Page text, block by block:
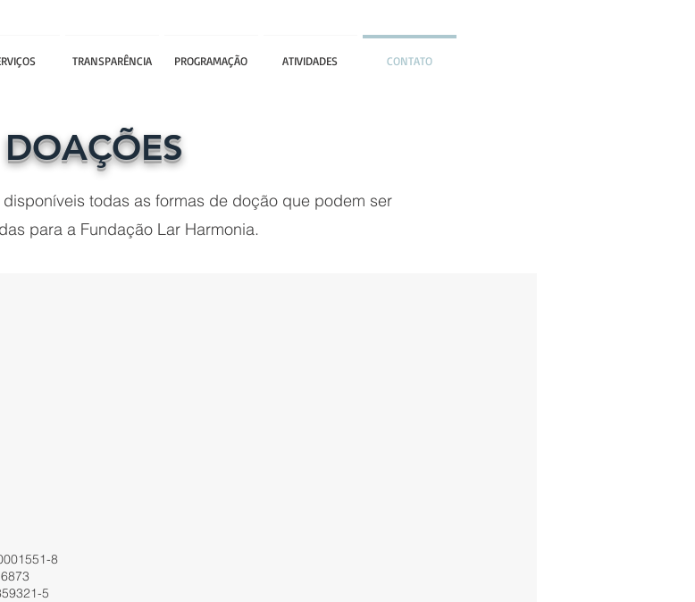
TRANSPARÊNCIA PROGRAMAÇÃO ATIVIDADES CONTATO
DOAÇÕES
todas as formas de doção que podem ser
para a Fundação Lar Harmonia.
8
5